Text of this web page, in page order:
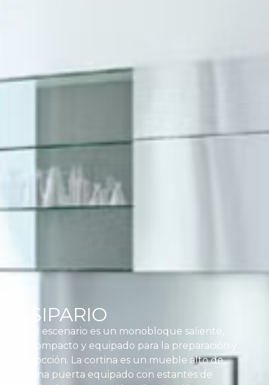
SIPARIO
El escenario es un monobloque saliente,
compacto y equipado para la preparación y
cocción. La cortina es un mueble alto de
una puerta equipado con estantes de